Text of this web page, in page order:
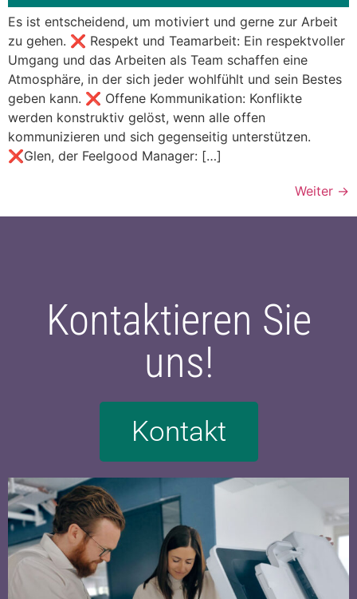
Es ist entscheidend, um motiviert und gerne zur Arbeit
zu gehen. ❌ Respekt und Teamarbeit: Ein respektvoller
Umgang und das Arbeiten als Team schaffen eine
Atmosphäre, in der sich jeder wohlfühlt und sein Bestes
geben kann. ❌ Offene Kommunikation: Konflikte
werden konstruktiv gelöst, wenn alle offen
kommunizieren und sich gegenseitig unterstützen.
❌Glen, der Feelgood Manager: […]
Weiter →
Kontaktieren Sie
uns!
Kontakt